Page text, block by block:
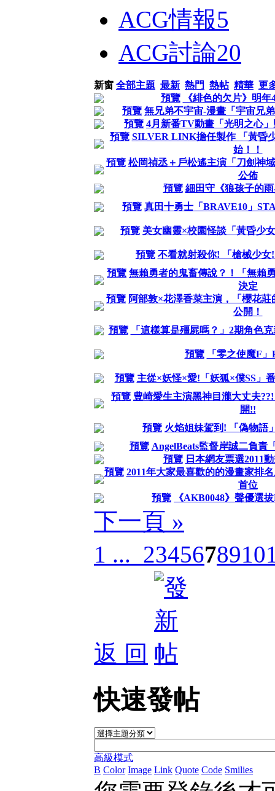
ACG情報5
ACG討論20
新窗 全部主題 最新 熱門 熱帖 精華 更
預覽
《緋色的欠片》明
預覽 無兄弟不宇宙-漫畫「宇宙兄
預覽 4月新番TV動畫「光明之心
預覽 SILVER LINK擔任製作 「黃昏
始！！
預覽 松岡禎丞＋戶松遙主演「刀劍神
公佈
預覽 細田守《狼孩子的
預覽 真田十勇士「BRAVE10」
預覽 美女幽靈×校園怪談「黃昏少
預覽 不看就射殺你! 「槍械少
預覽 無賴勇者的鬼畜傳說？！「無賴
決定
預覽 阿部敦×花澤香菜主演，「櫻花
公開！
預覽
「這樣算是殭屍嗎？」2期角色
預覽 「零之使魔F
預覽 主從×妖怪×愛!「妖狐×僕SS」
預覽 豊崎愛生主演黑神目瀧大丈夫
開!!
預覽 火焰姐妹駕到! 「偽物語
預覽 AngelBeats監督岸誠二負責
預覽 日本網友票選2011
預覽 2011年大家最喜歡的的漫畫家排
首位
預覽
《AKB0048》聲優選
下一頁 »
1 ... 2345678910
返 回
快速發帖
高級模式
B Color Image Link Quote Code Smilies